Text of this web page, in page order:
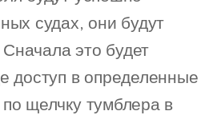
судах, они будут
это будет
доступ в определенные
щелчку тумблера в